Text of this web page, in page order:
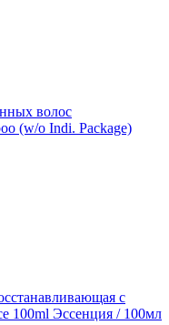
волос
(w/o Indi. Package)
с
100ml Эссенция / 100мл